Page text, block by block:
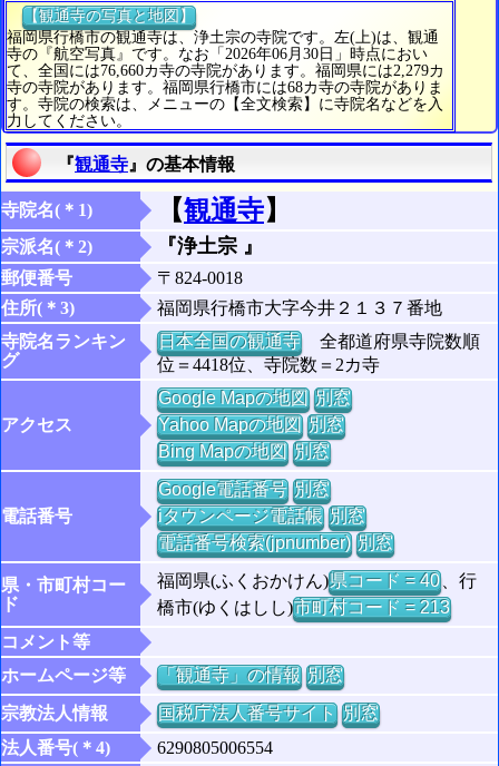
【観通寺の写真と地図】
福岡県行橋市の観通寺は、浄土宗の寺院です。左(上)は、観通
寺の『航空写真』です。なお「2026年06月30日」時点におい
て、全国には76,660カ寺の寺院があります。福岡県には2,279カ
寺の寺院があります。福岡県行橋市には68カ寺の寺院がありま
す。寺院の検索は、メニューの【全文検索】に寺院名などを入
力してください。
『観通寺 』の基本情報
寺院名(＊1) 【観通寺】
宗派名(＊2) 『浄土宗 』
郵便番号
〒824-0018
住所(＊3)
福岡県行橋市大字今井２１３７番地
寺院名ランキン
グ
日本全国の観通寺全都道府県寺院数順
位＝4418位、寺院数＝2カ寺
アクセス
Google Mapの地図 別窓
Yahoo Mapの地図 別窓
Bing Mapの地図 別窓
電話番号
Google電話番号 別窓
iタウンページ電話帳 別窓
電話番号検索(jpnumber) 別窓
県・市町村コー
ド
福岡県(ふくおかけん)県コード = 40、行
橋市(ゆくはしし)市町村コード = 213
コメント等
ホームページ等
「観通寺」の情報 別窓
宗教法人情報
国税庁法人番号サイト 別窓
法人番号(＊4)
6290805006554